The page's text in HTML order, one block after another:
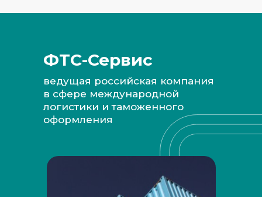
ведущая российская компания
в сфере международной
логистики и таможенного
оформления
ФТС-Сервис